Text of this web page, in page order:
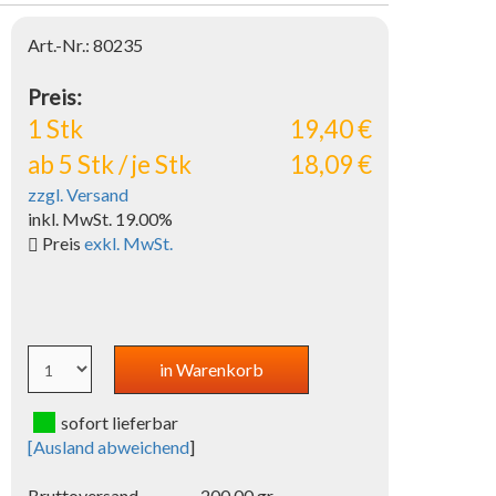
Art.-Nr.: 80235
Preis:
1 Stk
19,40 €
ab 5 Stk / je Stk
18,09 €
zzgl. Versand
inkl. MwSt. 19.00%
Preisexkl. MwSt.
sofort lieferbar
[Ausland abweichend]